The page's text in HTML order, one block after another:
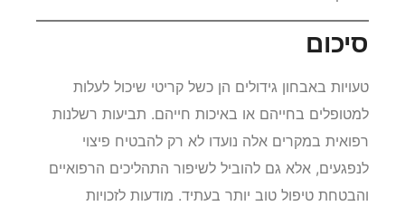
סיכום
טעויות באבחון גידולים הן כשל קריטי שיכול לעלות
למטופלים בחייהם או באיכות חייהם. תביעות רשלנות
רפואית במקרים אלה נועדו לא רק להבטיח פיצוי
לנפגעים, אלא גם להוביל לשיפור התהליכים הרפואיים
והבטחת טיפול טוב יותר בעתיד. מודעות לזכויות